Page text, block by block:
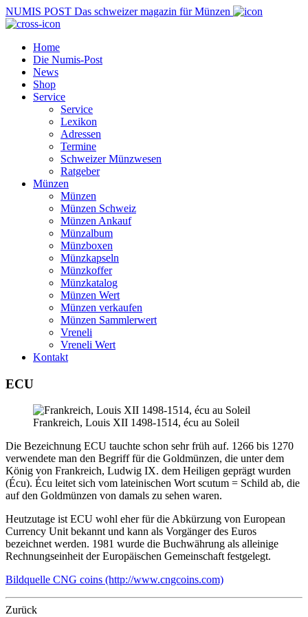
NUMIS POST Das schweizer magazin für Münzen
Home
Die Numis-Post
News
Shop
Service
Service
Lexikon
Adressen
Termine
Schweizer Münzwesen
Ratgeber
Münzen
Münzen
Münzen Schweiz
Münzen Ankauf
Münzalbum
Münzboxen
Münzkapseln
Münzkoffer
Münzkatalog
Münzen Wert
Münzen verkaufen
Münzen Sammlerwert
Vreneli
Vreneli Wert
Kontakt
ECU
Frankreich, Louis XII 1498-1514, écu au Soleil
Die Bezeichnung ECU tauchte schon sehr früh auf. 1266 bis 1270
verwendete man den Begriff für die Goldmünzen, die unter dem
König von Frankreich, Ludwig IX. dem Heiligen geprägt wurden
(Écu). Écu leitet sich vom lateinischen Wort scutum = Schild ab, die
auf den Goldmünzen von damals zu sehen waren.
Heutzutage ist ECU wohl eher für die Abkürzung von European
Currency Unit bekannt und kann als Vorgänger des Euros
bezeichnet werden. 1981 wurde die Buchwährung als alleinige
Rechnungseinheit der Europäischen Gemeinschaft festgelegt.
Bildquelle CNG coins (http://www.cngcoins.com)
Zurück